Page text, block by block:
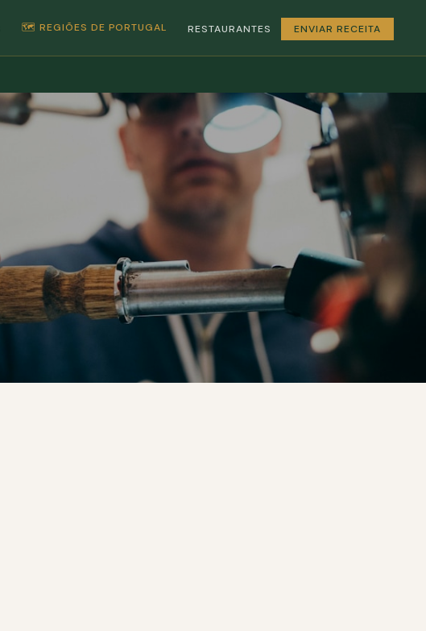
🗺️ REGIÕES DE PORTUGAL RESTAURANTES ENVIAR RECEITA